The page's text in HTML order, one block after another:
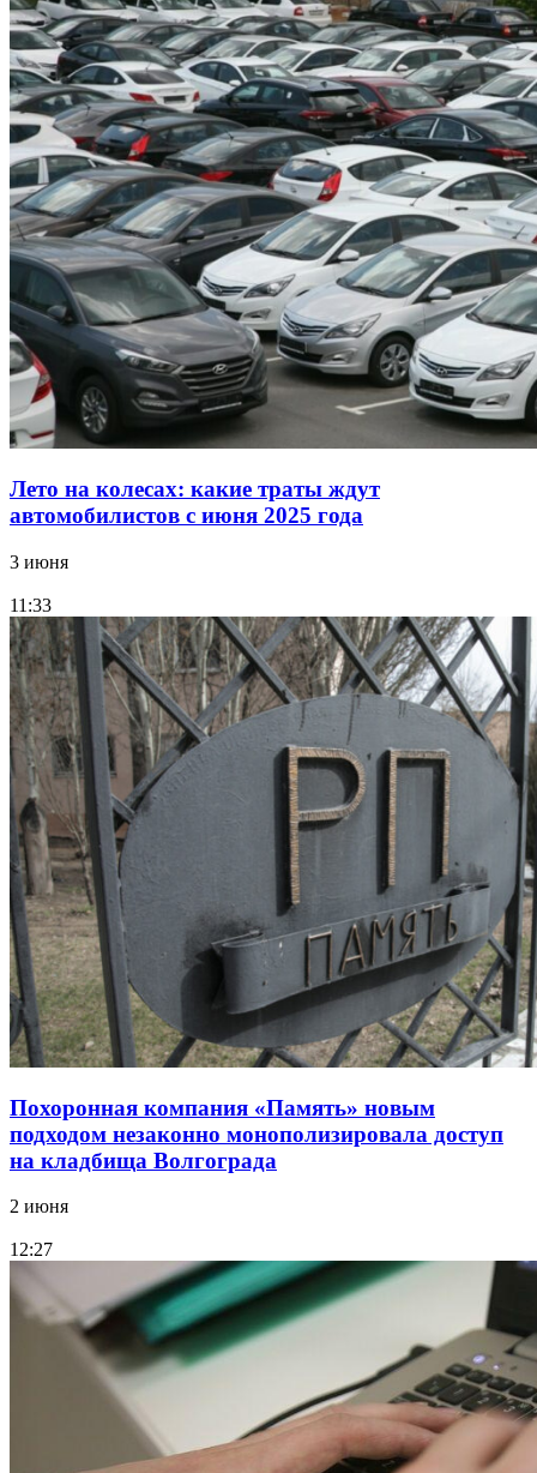
Лето на колесах: какие траты ждут
автомобилистов с июня 2025 года
3 июня
11:33
Похоронная компания «Память» новым
подходом незаконно монополизировала доступ
на кладбища Волгограда
2 июня
12:27